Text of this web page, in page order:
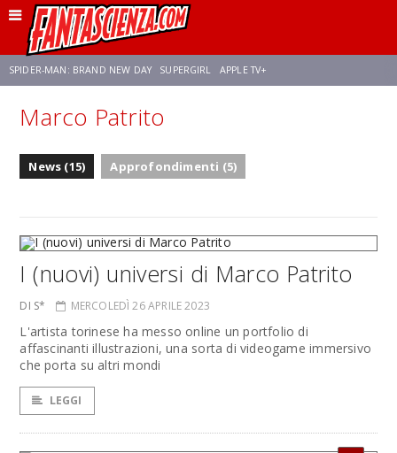
SPIDER-MAN: BRAND NEW DAY SUPERGIRL APPLE TV+
FRANCO RICCIARDIELLO ZENDAYA
Marco Patrito
News (15) Approfondimenti (5)
I (nuovi) universi di Marco Patrito
DI S* MERCOLEDÌ 26 APRILE 2023
L'artista torinese ha messo online un portfolio di
affascinanti illustrazioni, una sorta di videogame immersivo
che porta su altri mondi
LEGGI